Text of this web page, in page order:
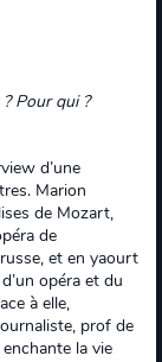
Pour qui ?
d’une
Marion
de Mozart,
de
et en yaourt
opéra et du
à elle,
prof de
la vie